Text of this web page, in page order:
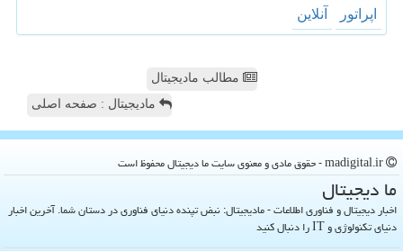
اپراتور
آنلاین
مطالب مادیجیتال
مادیجیتال : صفحه اصلی
ما دیجیتال
اخبار دیجیتال و فناوری اطلاعات - مادیجیتال: نبض تپنده دنیای فناوری در دستان شما. آخرین اخبار
دنیای تکنولوژی و IT را دنبال کنید